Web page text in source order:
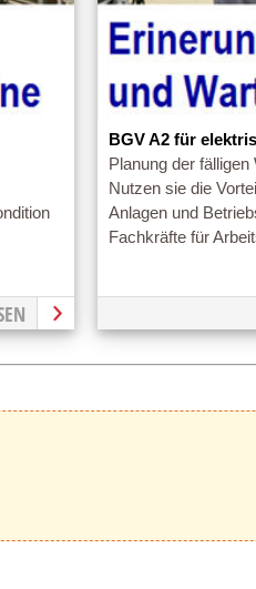
BGV A2 für
Planung der
Nutzen sie die
Anlagen und
Fachkräfte für